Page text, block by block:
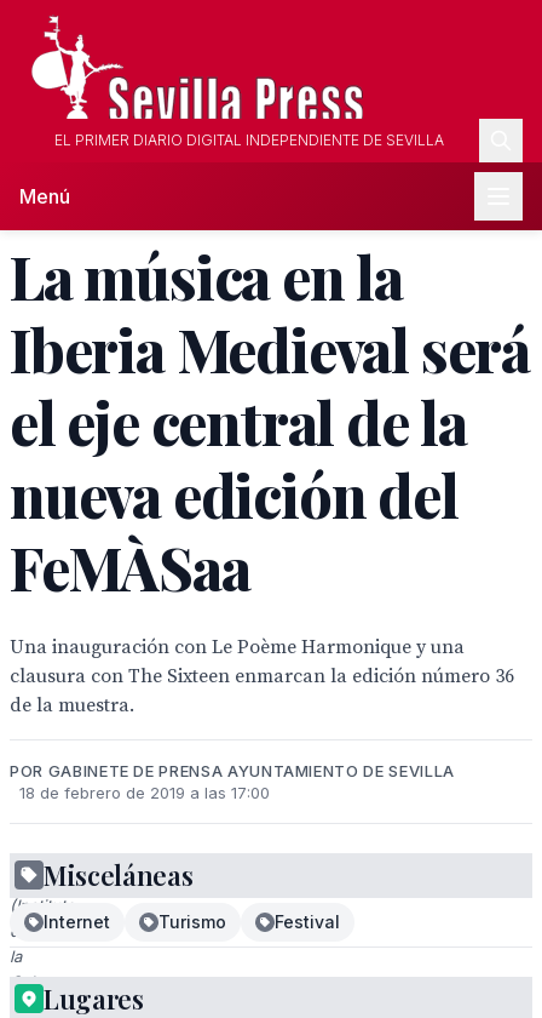
EL PRIMER DIARIO DIGITAL INDEPENDIENTE DE SEVILLA
Menú
La música en la
Iberia Medieval será
el eje central de la
nueva edición del
FeMÀSaa
Una inauguración con Le Poème Harmonique y una
clausura con The Sixteen enmarcan la edición número 36
de la muestra.
POR GABINETE DE PRENSA AYUNTAMIENTO DE SEVILLA
18 de febrero de 2019 a las 17:00
ICAS
(Instituto
de
la
Cultura
y
Misceláneas
Internet Turismo Festival
Lugares